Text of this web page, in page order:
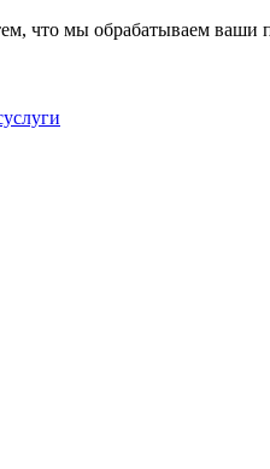
что мы обрабатываем ваши